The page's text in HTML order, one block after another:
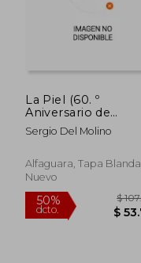
50%
dcto.
La Piel (60. º
Aniversario de
Alfaguara)
Sergio Del Molino
Alfaguara, Tapa Blanda,
Nuevo